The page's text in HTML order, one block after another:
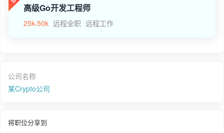
高级Go开发工程师
25k-50k 远程全职 远程工作
公司名称
某Crypto公司
将职位分享到